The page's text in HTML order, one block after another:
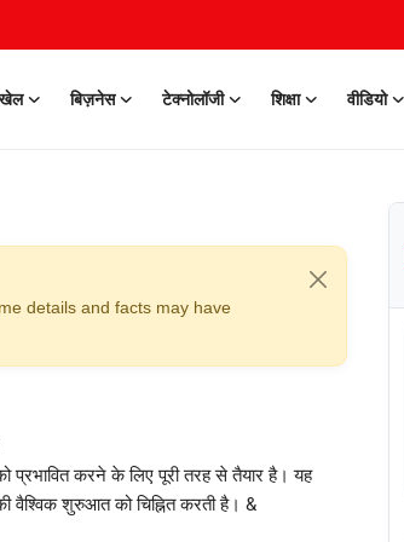
खेल बिज़नेस टेक्नोलॉजी शिक्षा वीडियो
details and facts may have
प्रभावित करने के लिए पूरी तरह से तैयार है। यह
वैश्विक शुरुआत को चिह्नित करती है। &